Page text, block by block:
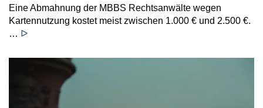
Eine Abmahnung der MBBS Rechtsanwälte wegen
Kartennutzung kostet meist zwischen 1.000 € und 2.500 €.
… ᐅ